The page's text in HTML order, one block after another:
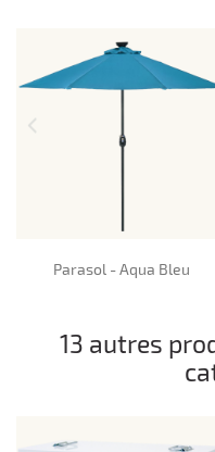
Parasol - Aqua Bleu
13 autres